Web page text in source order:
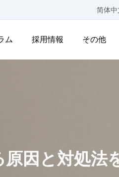
简体中
ム 採用情報 その他
因と対処法